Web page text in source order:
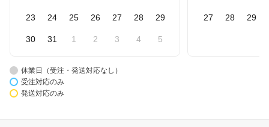
23 24 25 26 27 28 29
30 31 1 2 3 4 5
27 28 29
休業日（受注・発送対応なし）
受注対応のみ
発送対応のみ